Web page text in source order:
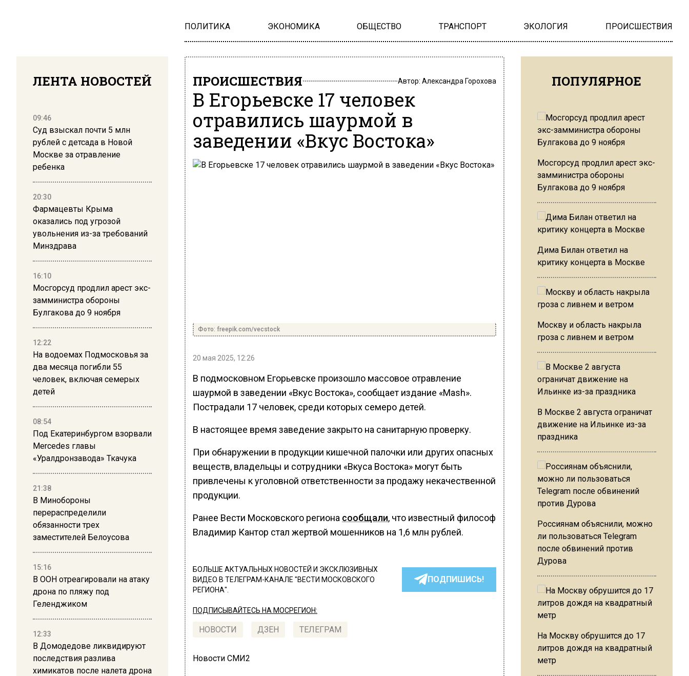
ПОЛИТИКА ЭКОНОМИКА ОБЩЕСТВО ТРАНСПОРТ ЭКОЛОГИЯ ПРОИСШЕСТВИЯ
ЛЕНТА НОВОСТЕЙ
09:46
Суд взыскал почти 5 млн
рублей с детсада в Новой
Москве за отравление
ребенка
20:30
Фармацевты Крыма
оказались под угрозой
увольнения из-за требований
Минздрава
16:10
Мосгорсуд продлил арест экс-
замминистра обороны
Булгакова до 9 ноября
12:22
На водоемах Подмосковья за
два месяца погибли 55
человек, включая семерых
детей
08:54
Под Екатеринбургом взорвали
Mercedes главы
«Уралдронзавода» Ткачука
21:38
В Минобороны
перераспределили
обязанности трех
заместителей Белоусова
15:16
В ООН отреагировали на атаку
дрона по пляжу под
Геленджиком
12:33
В Домодедове ликвидируют
последствия разлива
химикатов после налета дрона
ПРОИСШЕСТВИЯ Автор: Александра Горохова
В Егорьевске 17 человек
отравились шаурмой в
заведении «Вкус Востока»
Фото: freepik.com/vecstock
20 мая 2025, 12:26
В подмосковном Егорьевске произошло массовое отравление
шаурмой в заведении «Вкус Востока», сообщает издание «Mash».
Пострадали 17 человек, среди которых семеро детей.
В настоящее время заведение закрыто на санитарную проверку.
При обнаружении в продукции кишечной палочки или других опасных
веществ, владельцы и сотрудники «Вкуса Востока» могут быть
привлечены к уголовной ответственности за продажу некачественной
продукции.
Ранее Вести Московского региона сообщали, что известный философ
Владимир Кантор стал жертвой мошенников на 1,6 млн рублей.
БОЛЬШЕ АКТУАЛЬНЫХ НОВОСТЕЙ И ЭКСКЛЮЗИВНЫХ
ВИДЕО В ТЕЛЕГРАМ-КАНАЛЕ "ВЕСТИ МОСКОВСКОГО
РЕГИОНА".
ПОДПИШИСЬ!
ПОДПИСЫВАЙТЕСЬ НА МОСРЕГИОН:
НОВОСТИ ДЗЕН ТЕЛЕГРАМ
Новости СМИ2
ПОПУЛЯРНОЕ
Мосгорсуд продлил арест экс-
замминистра обороны
Булгакова до 9 ноября
Дима Билан ответил на
критику концерта в Москве
Москву и область накрыла
гроза с ливнем и ветром
В Москве 2 августа ограничат
движение на Ильинке из-за
праздника
Россиянам объяснили, можно
ли пользоваться Telegram
после обвинений против
Дурова
На Москву обрушится до 17
литров дождя на квадратный
метр